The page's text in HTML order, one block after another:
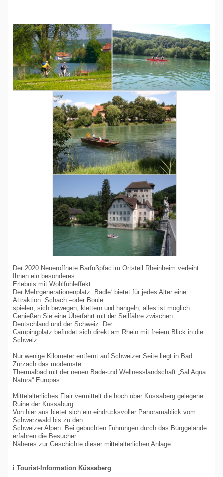
Der 2020 Neueröffnete Barfußpfad im Ortsteil Rheinheim verleiht
Ihnen ein besonderes
Erlebnis mit Wohlfühleffekt.
Der Mehrgenerationenplatz „Bädle“ bietet für jedes Alter eine
Attraktion. Schach –oder Boule
spielen, sich bewegen, klettern und hangeln, alles ist möglich.
Genießen Sie eine Überfahrt mit der Seilfähre zwischen
Deutschland und der Schweiz. Der
Campingplatz befindet sich direkt am Rhein mit freiem Blick in die
Schweiz.
Nur wenige Kilometer entfernt auf Schweizer Seite liegt in Bad
Zurzach das modernste
Thermalbad mit der neuen Bade-und Wellnesslandschaft „Sal Aqua
Natura“ Europas.
Mittelalterliches Flair vermittelt die hoch über Küssaberg gelegene
Ruine der Küssaburg.
Von hier aus bietet sich ein eindrucksvoller Panoramablick vom
Schwarzwald bis zu den
Schweizer Alpen. Bei gebuchten Führungen durch das Burggelände
erfahren die Besucher
Näheres zur Geschichte dieser mittelalterlichen Anlage.
i Tourist-Information Küssaberg